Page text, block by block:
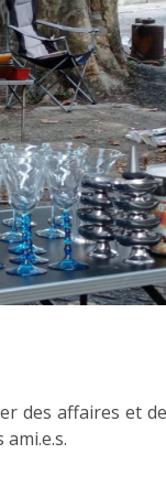
des affaires et